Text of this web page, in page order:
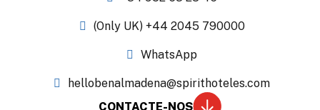
(Only UK) +44 2045 790000
WhatsApp
hellobenalmadena@spirithoteles.com
CONTACTE-NOS